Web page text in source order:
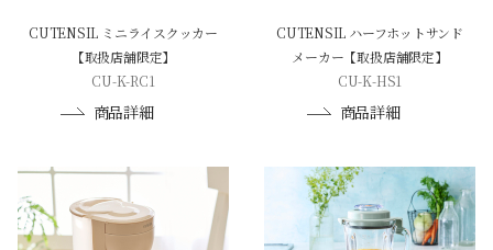
CUTENSIL ミニライスクッカー
【取扱店舗限定】
CU-K-RC1
商品詳細
CUTENSIL ハーフホットサンド
メーカー【取扱店舗限定】
CU-K-HS1
商品詳細